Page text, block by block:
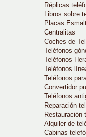
Réplicas
Libros sobre
Placas
Centralitas
Coches de
Teléfonos
Teléfonos
Teléfonos
Teléfonos
Convertidor
Teléfonos
Reparación
Restauración
Alquiler de
Cabinas